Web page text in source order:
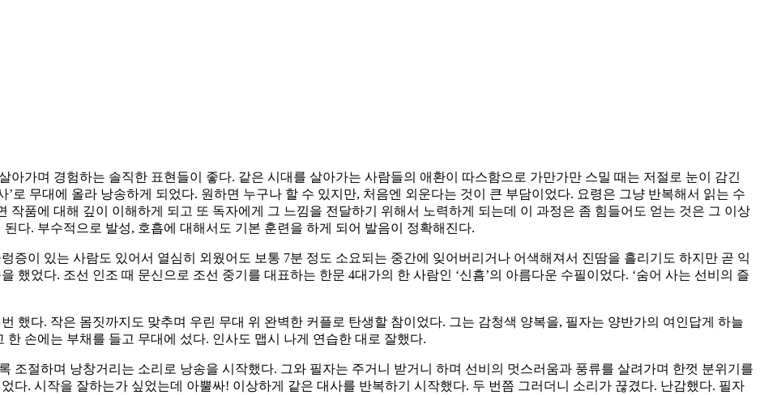
아가며 경험하는 솔직한 표현들이 좋다. 같은 시대를 살아가는 사람들의 애환이 따스함으로 가만가만 스밀 때는 저절로 눈이 감긴
로 무대에 올라 낭송하게 되었다. 원하면 누구나 할 수 있지만, 처음엔 외운다는 것이 큰 부담이었다. 요령은 그냥 반복해서 읽는 수
작품에 대해 깊이 이해하게 되고 또 독자에게 그 느낌을 전달하기 위해서 노력하게 되는데 이 과정은 좀 힘들어도 얻는 것은 그 이상
다. 부수적으로 발성, 호흡에 대해서도 기본 훈련을 하게 되어 발음이 정확해진다.
증이 있는 사람도 있어서 열심히 외웠어도 보통 7분 정도 소요되는 중간에 잊어버리거나 어색해져서 진땀을 흘리기도 하지만 곧 익
했었다. 조선 인조 때 문신으로 조선 중기를 대표하는 한문 4대가의 한 사람인 ‘신흠’의 아름다운 수필이었다. ‘숨어 사는 선비의 즐
했다. 작은 몸짓까지도 맞추며 우린 무대 위 완벽한 커플로 탄생할 참이었다. 그는 감청색 양복을, 필자는 양반가의 여인답게 하늘
손에는 부채를 들고 무대에 섰다. 인사도 맵시 나게 연습한 대로 잘했다.
조절하며 낭창거리는 소리로 낭송을 시작했다. 그와 필자는 주거니 받거니 하며 선비의 멋스러움과 풍류를 살려가며 한껏 분위기를
다. 시작을 잘하는가 싶었는데 아뿔싸! 이상하게 같은 대사를 반복하기 시작했다. 두 번쯤 그러더니 소리가 끊겼다. 난감했다. 필자